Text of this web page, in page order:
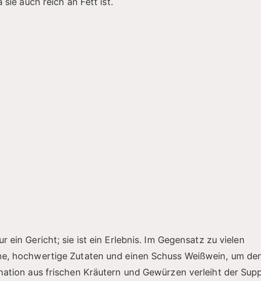
ein Gericht; sie ist ein Erlebnis. Im Gegensatz zu vielen
hochwertige Zutaten und einen Schuss Weißwein, um
aus frischen Kräutern und Gewürzen verleiht der